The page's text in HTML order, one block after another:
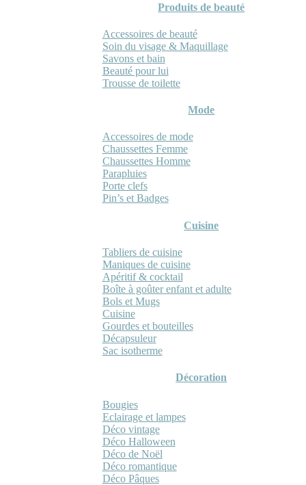
Produits de beauté
Accessoires de beauté
Soin du visage & Maquillage
Savons et bain
Beauté pour lui
Trousse de toilette
Mode
Accessoires de mode
Chaussettes Femme
Chaussettes Homme
Parapluies
Porte clefs
Pin’s et Badges
Cuisine
Tabliers de cuisine
Maniques de cuisine
Apéritif & cocktail
Boîte à goûter enfant et adulte
Bols et Mugs
Cuisine
Gourdes et bouteilles
Décapsuleur
Sac isotherme
Décoration
Bougies
Eclairage et lampes
Déco vintage
Déco Halloween
Déco de Noël
Déco romantique
Déco Pâques